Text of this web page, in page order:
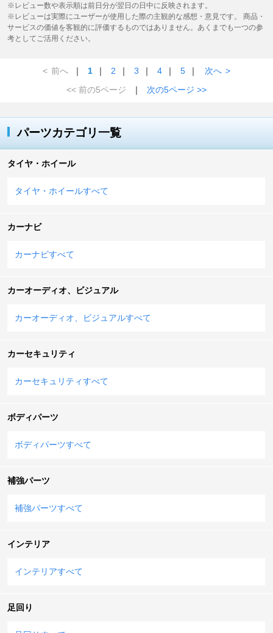
※レビュー数や表示順は前日分が翌日の日中に反映されます。
※レビューは実際にユーザーが使用した際の主観的な感想・意見です。 商品・
サービスの価値を客観的に評価するものではありません。あくまでも一つの参
考としてご活用ください。
< 前へ ｜ 1 ｜ 2 ｜ 3 ｜ 4 ｜ 5 ｜ 次へ >
<< 前の5ページ
｜ 次の5ページ >>
パーツカテゴリ一覧
タイヤ・ホイール
タイヤ・ホイールすべて
カーナビ
カーナビすべて
カーオーディオ、ビジュアル
カーオーディオ、ビジュアルすべて
カーセキュリティ
カーセキュリティすべて
ボディパーツ
ボディパーツすべて
補強パーツ
補強パーツすべて
インテリア
インテリアすべて
足回り